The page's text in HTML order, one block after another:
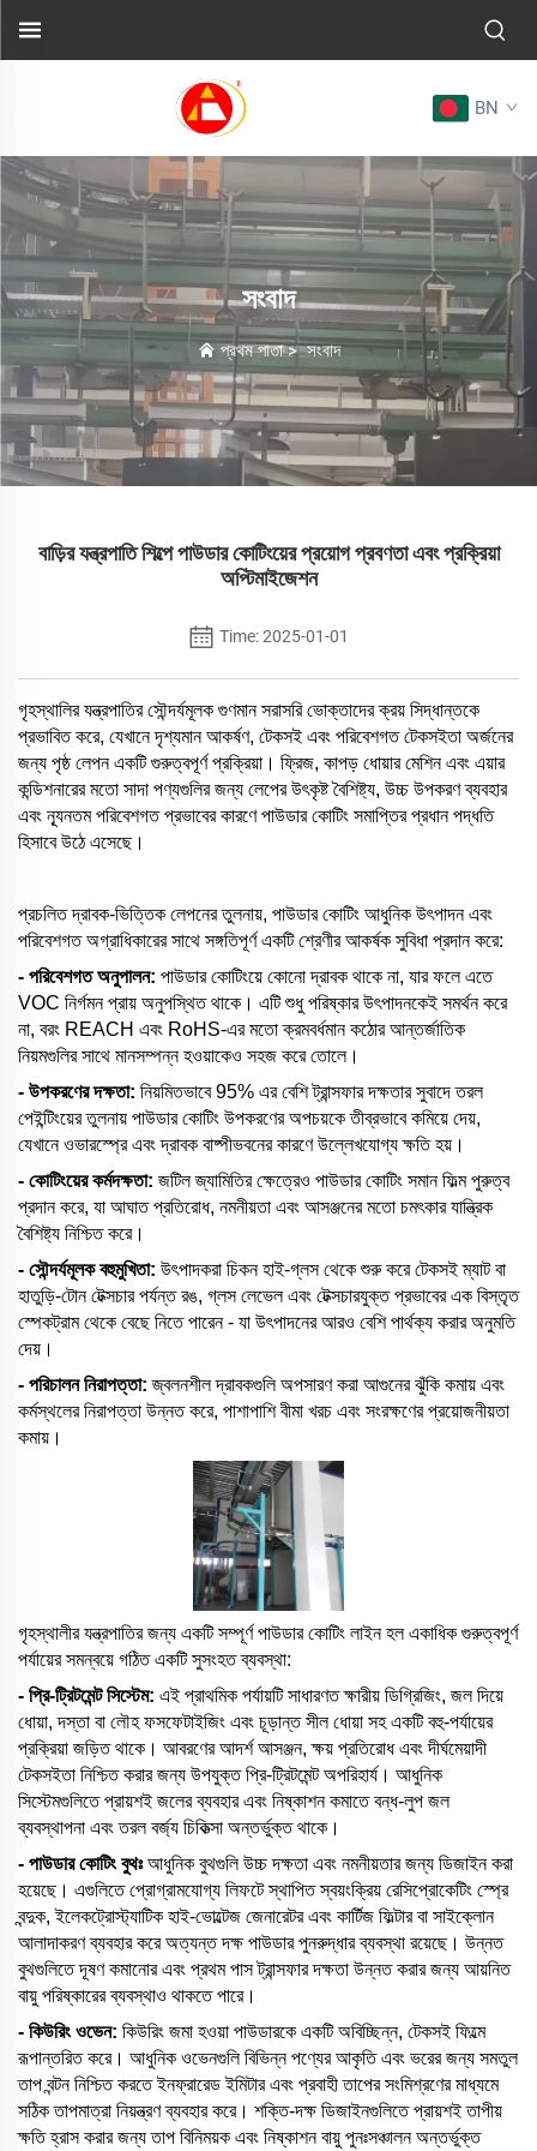
BN
সংবাদ
প্রথম পাতা>সংবাদ
বাড়ির যন্ত্রপাতি শিল্পে পাউডার কোটিংয়ের প্রয়োগ প্রবণতা এবং প্রক্রিয়া
অপ্টিমাইজেশন
Time: 2025-01-01
গৃহস্থালির যন্ত্রপাতির সৌন্দর্যমূলক গুণমান সরাসরি ভোক্তাদের ক্রয় সিদ্ধান্তকে
প্রভাবিত করে, যেখানে দৃশ্যমান আকর্ষণ, টেকসই এবং পরিবেশগত টেকসইতা অর্জনের
জন্য পৃষ্ঠ লেপন একটি গুরুত্বপূর্ণ প্রক্রিয়া। ফ্রিজ, কাপড় ধোয়ার মেশিন এবং এয়ার
কন্ডিশনারের মতো সাদা পণ্যগুলির জন্য লেপের উৎকৃষ্ট বৈশিষ্ট্য, উচ্চ উপকরণ ব্যবহার
এবং ন্যূনতম পরিবেশগত প্রভাবের কারণে পাউডার কোটিং সমাপ্তির প্রধান পদ্ধতি
হিসাবে উঠে এসেছে।
প্রচলিত দ্রাবক-ভিত্তিক লেপনের তুলনায়, পাউডার কোটিং আধুনিক উৎপাদন এবং
পরিবেশগত অগ্রাধিকারের সাথে সঙ্গতিপূর্ণ একটি শ্রেণীর আকর্ষক সুবিধা প্রদান করে:
- পরিবেশগত অনুপালন: পাউডার কোটিংয়ে কোনো দ্রাবক থাকে না, যার ফলে এতে
VOC নির্গমন প্রায় অনুপস্থিত থাকে। এটি শুধু পরিষ্কার উৎপাদনকেই সমর্থন করে
না, বরং REACH এবং RoHS-এর মতো ক্রমবর্ধমান কঠোর আন্তর্জাতিক
নিয়মগুলির সাথে মানসম্পন্ন হওয়াকেও সহজ করে তোলে।
- উপকরণের দক্ষতা: নিয়মিতভাবে 95% এর বেশি ট্রান্সফার দক্ষতার সুবাদে তরল
পেইন্টিংয়ের তুলনায় পাউডার কোটিং উপকরণের অপচয়কে তীব্রভাবে কমিয়ে দেয়,
যেখানে ওভারস্প্রে এবং দ্রাবক বাষ্পীভবনের কারণে উল্লেখযোগ্য ক্ষতি হয়।
- কোটিংয়ের কর্মদক্ষতা: জটিল জ্যামিতির ক্ষেত্রেও পাউডার কোটিং সমান ফিল্ম পুরুত্ব
প্রদান করে, যা আঘাত প্রতিরোধ, নমনীয়তা এবং আসঞ্জনের মতো চমৎকার যান্ত্রিক
বৈশিষ্ট্য নিশ্চিত করে।
- সৌন্দর্যমূলক বহুমুখিতা: উৎপাদকরা চিকন হাই-গ্লস থেকে শুরু করে টেকসই ম্যাট বা
হাতুড়ি-টোন টেক্সচার পর্যন্ত রঙ, গ্লস লেভেল এবং টেক্সচারযুক্ত প্রভাবের এক বিস্তৃত
স্পেকট্রাম থেকে বেছে নিতে পারেন - যা উৎপাদনের আরও বেশি পার্থক্য করার অনুমতি
দেয়।
- পরিচালন নিরাপত্তা:জ্বলনশীল দ্রাবকগুলি অপসারণ করা আগুনের ঝুঁকি কমায় এবং
কর্মস্থলের নিরাপত্তা উন্নত করে, পাশাপাশি বীমা খরচ এবং সংরক্ষণের প্রয়োজনীয়তা
কমায়।
গৃহস্থালীর যন্ত্রপাতির জন্য একটি সম্পূর্ণ পাউডার কোটিং লাইন হল একাধিক গুরুত্বপূর্ণ
পর্যায়ের সমন্বয়ে গঠিত একটি সুসংহত ব্যবস্থা:
- প্রি-ট্রিটমেন্ট সিস্টেম: এই প্রাথমিক পর্যায়টি সাধারণত ক্ষারীয় ডিগ্রিজিং, জল দিয়ে
ধোয়া, দস্তা বা লৌহ ফসফেটাইজিং এবং চূড়ান্ত সীল ধোয়া সহ একটি বহু-পর্যায়ের
প্রক্রিয়া জড়িত থাকে। আবরণের আদর্শ আসঞ্জন, ক্ষয় প্রতিরোধ এবং দীর্ঘমেয়াদী
টেকসইতা নিশ্চিত করার জন্য উপযুক্ত প্রি-ট্রিটমেন্ট অপরিহার্য। আধুনিক
সিস্টেমগুলিতে প্রায়শই জলের ব্যবহার এবং নিষ্কাশন কমাতে বন্ধ-লুপ জল
ব্যবস্থাপনা এবং তরল বর্জ্য চিকিত্সা অন্তর্ভুক্ত থাকে।
- পাউডারকোটিংবুথঃআধুনিক বুথগুলি উচ্চ দক্ষতা এবং নমনীয়তার জন্য ডিজাইন করা
হয়েছে। এগুলিতে প্রোগ্রামযোগ্য লিফটে স্থাপিত স্বয়ংক্রিয় রেসিপ্রোকেটিং স্প্রে
বন্দুক, ইলেকট্রোস্ট্যাটিক হাই-ভোল্টেজ জেনারেটর এবং কার্টিজ ফিল্টার বা সাইক্লোন
আলাদাকরণ ব্যবহার করে অত্যন্ত দক্ষ পাউডার পুনরুদ্ধার ব্যবস্থা রয়েছে। উন্নত
বুথগুলিতে দূষণ কমানোর এবং প্রথম পাস ট্রান্সফার দক্ষতা উন্নত করার জন্য আয়নিত
বায়ু পরিষ্কারের ব্যবস্থাও থাকতে পারে।
- কিউরিং ওভেন: কিউরিং জমা হওয়া পাউডারকে একটি অবিচ্ছিন্ন, টেকসই ফিল্মে
রূপান্তরিত করে। আধুনিক ওভেনগুলি বিভিন্ন পণ্যের আকৃতি এবং ভরের জন্য সমতুল
তাপ বন্টন নিশ্চিত করতে ইনফ্রারেড ইমিটার এবং প্রবাহী তাপের সংমিশ্রণের মাধ্যমে
সঠিক তাপমাত্রা নিয়ন্ত্রণ ব্যবহার করে। শক্তি-দক্ষ ডিজাইনগুলিতে প্রায়শই তাপীয়
ক্ষতি হ্রাস করার জন্য তাপ বিনিময়ক এবং নিষ্কাশন বায়ু পুনঃসঞ্চালন অন্তর্ভুক্ত